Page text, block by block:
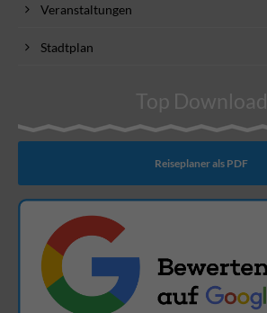
Veranstaltungen
Stadtplan
Top Download
Reiseplaner als PDF